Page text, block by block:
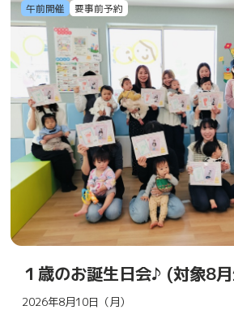
午前開催 要事前予約
１歳のお誕生日会♪ (対象8月
2026年8月10日（月）